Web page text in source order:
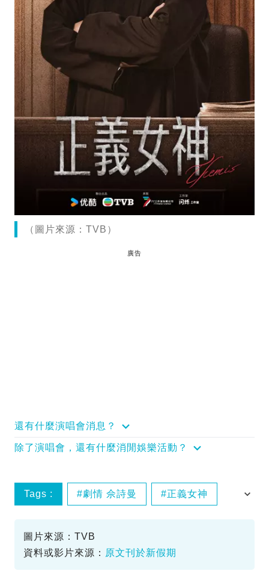
（圖片來源：TVB）
廣告
還有什麼演唱會消息？
除了演唱會，還有什麼消閒娛樂活動？
Tags : 劇情 佘詩曼 正義女神
圖片來源：TVB
資料或影片來源： 原文刊於新假期